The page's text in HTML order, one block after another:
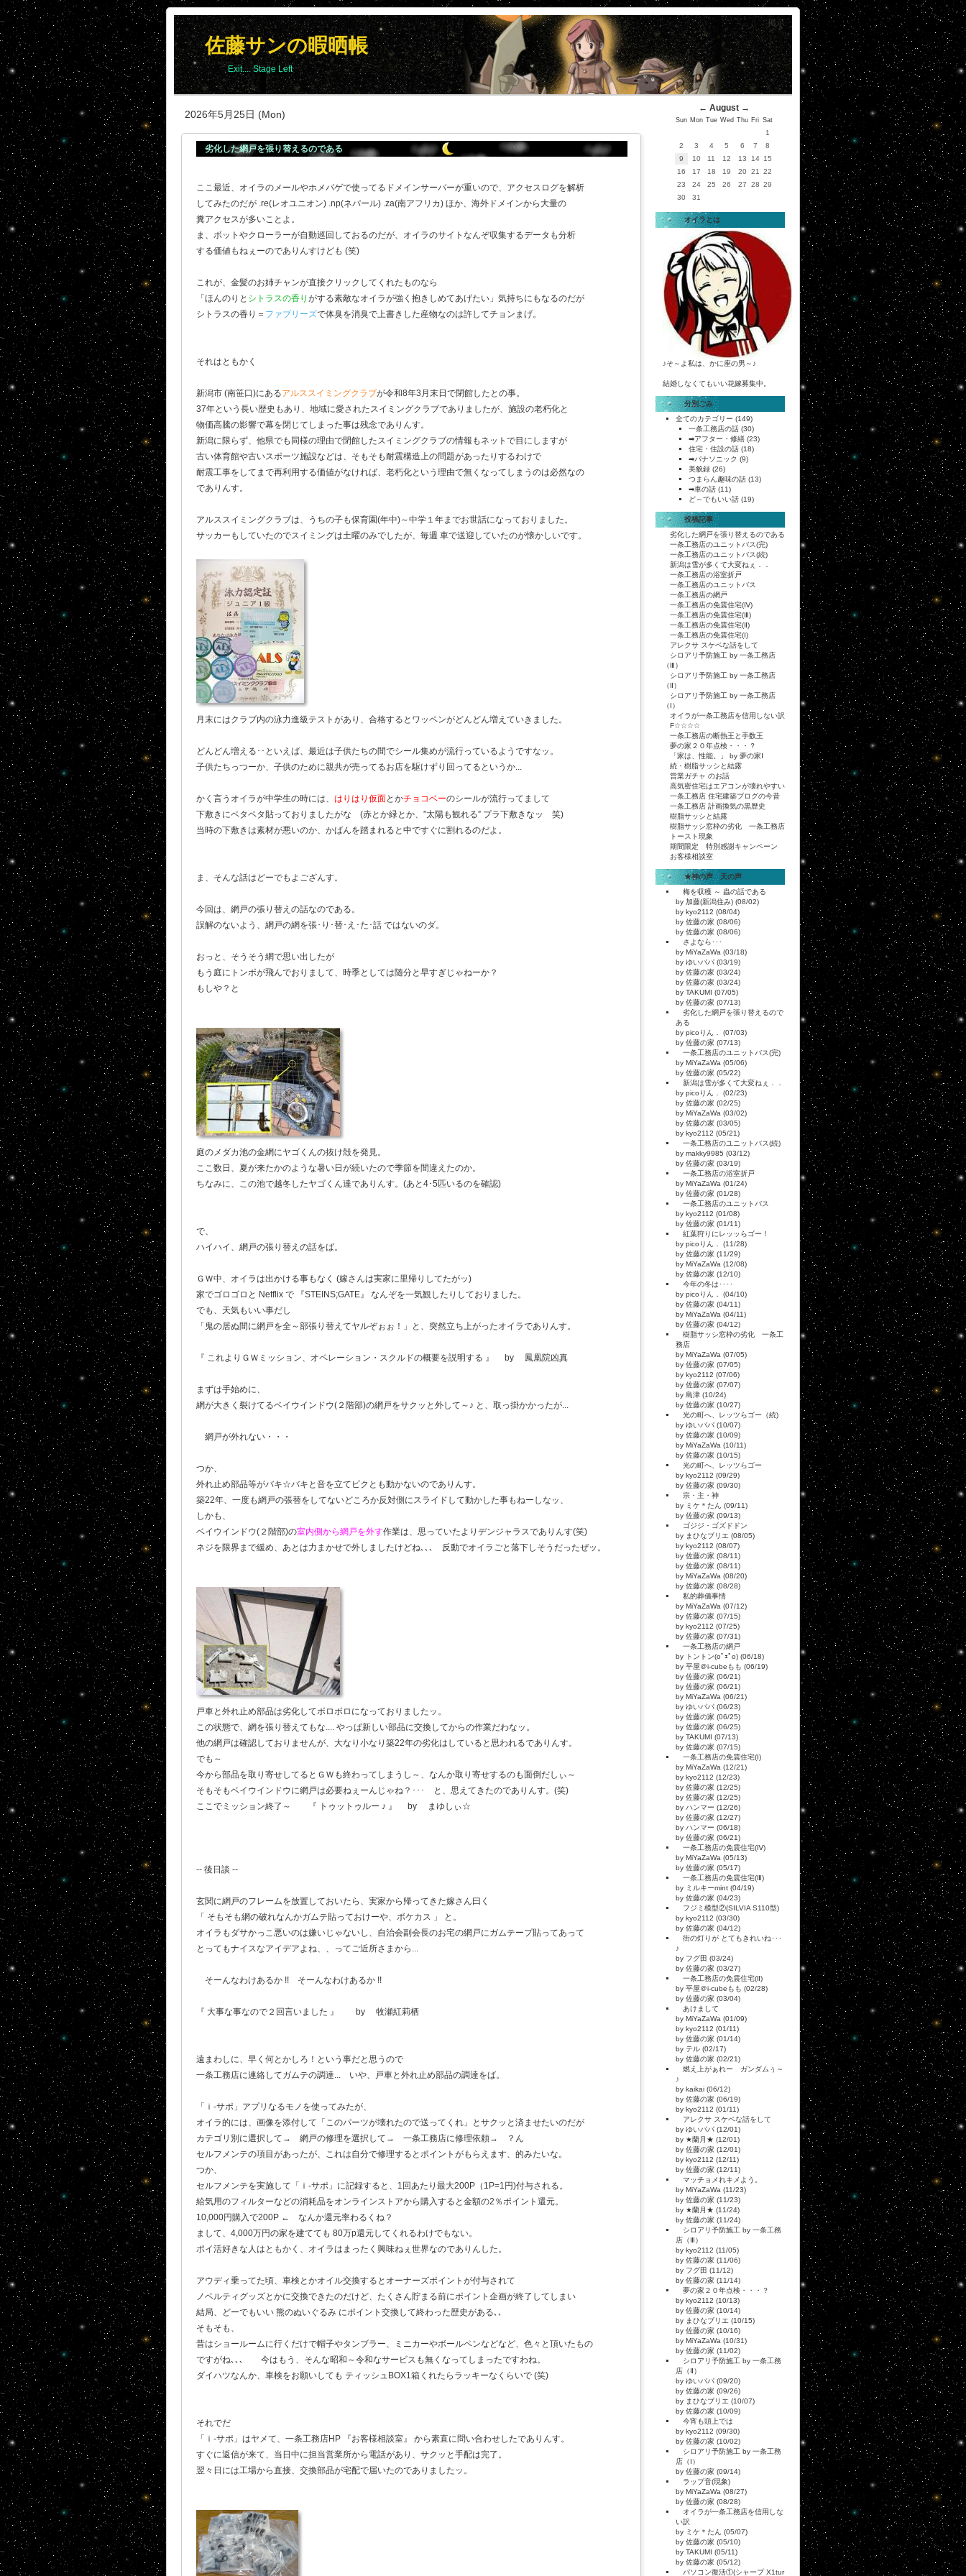
掲示
佐藤サンの暇晒帳
Exit.... Stage Left
2026年5月25日 (Mon)
劣化した網戸を張り替えるのである
ここ最近、オイラのメールやホメパゲで使ってるドメインサーバーが重いので、アクセスログを解析
してみたのだが .re(レオユニオン) .np(ネパール) .za(南アフリカ) ほか、海外ドメインから大量の
糞アクセスが多いことよ。
ま、ボットやクローラーが自動巡回しておるのだが、オイラのサイトなんぞ収集するデータも分析
する価値もねぇーのでありんすけども (笑)
これが、金髪のお姉チャンが直接クリックしてくれたものなら
「ほんのりと シトラスの香り がする素敵なオイラが強く抱きしめてあげたい」気持ちにもなるのだが
シトラスの香り＝ ファブリーズで体臭を消臭で上書きした産物なのは許してチョンまげ。
それはともかく
新潟市 (南笹口)にあるアルススイミングクラブが令和8年3月末日で閉館したとの事。
37年という長い歴史もあり、地域に愛されたスイミングクラブでありましたが、施設の老朽化と
物価高騰の影響で幕を閉じてしまった事は残念でありんす。
新潟に限らず、他県でも同様の理由で閉館したスイミングクラブの情報もネットで目にしますが
古い体育館や古いスポーツ施設などは、そもそも耐震構造上の問題があったりするわけで
耐震工事をしてまで再利用する価値がなければ、老朽化という理由で無くなってしまうのは必然なの
でありんす。
アルススイミングクラブは、うちの子も保育園(年中)～中学１年までお世話になっておりました。
サッカーもしていたのでスイミングは土曜のみでしたが、毎週 車で送迎していたのが懐かしいです。
月末にはクラブ内の泳力進級テストがあり、合格するとワッペンがどんどん増えていきました。
どんどん増える･･といえば、最近は子供たちの間でシール集めが流行っているようですなッ。
子供たちっつーか、子供のために親共が売ってるお店を駆けずり回ってるというか...
かく言うオイラが中学生の時には、 はりはり仮面とかチョコベーのシールが流行ってまして
下敷きにペタペタ貼っておりましたがな (赤とか緑とか、”太陽も観れる” プラ下敷きなッ 笑)
当時の下敷きは素材が悪いのか、かばんを踏まれると中ですぐに割れるのだよ。
ま、そんな話はどーでもよござんす。
今回は、網戸の張り替えの話なのである。
誤解のないよう、網戸の網を張･り･替･え･た･話 ではないのダ。
おっと、そうそう網で思い出したが
もう庭にトンボが飛んでおりまして、時季としては随分と早すぎじゃねーか？
もしや？と
庭のメダカ池の金網にヤゴくんの抜け殻を発見。
ここ数日、夏が来たかのような暑い日が続いたので季節を間違えたのか。
ちなみに、この池で越冬したヤゴくん達でありんす。(あと4･5匹いるのを確認)
で、
ハイハイ、網戸の張り替えの話をば。
ＧＷ中、オイラは出かける事もなく (嫁さんは実家に里帰りしてたがッ)
家でゴロゴロと Netflix で 『STEINS;GATE』 なんぞを一気観したりしておりました。
でも、天気もいい事だし
「鬼の居ぬ間に網戸を全～部張り替えてヤルぞぉぉ！」と、突然立ち上がったオイラでありんす。
『 これよりＧＷミッション、オペレーション・スクルドの概要を説明する 』 by 鳳凰院凶真
まずは手始めに、
網が大きく裂けてるベイウインドウ(２階部)の網戸をサクッと外して～♪ と、取っ掛かかったが...
網戸が外れない・・・
つか、
外れ止め部品等がバキ☆バキと音を立てビクとも動かないのでありんす。
築22年、一度も網戸の張替をしてないどころか反対側にスライドして動かした事もねーしなッ、
しかも、
ベイウインドウ(２階部)の室内側から網戸を外す作業は、思っていたよりデンジャラスでありんす(笑)
ネジを限界まで緩め、あとは力まかせで外しましたけどね､､､ 反動でオイラごと落下しそうだったぜッ。
戸車と外れ止め部品は劣化してボロボロになっておりましたッ。
この状態で、網を張り替えてもな.... やっぱ新しい部品に交換してからの作業だわなッ。
他の網戸は確認しておりませんが、大なり小なり築22年の劣化はしていると思われるでありんす。
でも～
今から部品を取り寄せしてるとＧＷも終わってしまうし～、なんか取り寄せするのも面倒だしぃ～
そもそもベイウインドウに網戸は必要ねぇーんじゃね？･･･ と、思えてきたのでありんす。(笑)
ここでミッション終了～ 『 トゥットゥルー ♪ 』 by まゆしぃ☆
-- 後日談 --
玄関に網戸のフレームを放置しておいたら、実家から帰ってきた嫁さん曰く
「 そもそも網の破れなんかガムテ貼っておけーや、ボケカス 」 と。
オイラもダサかっこ悪いのは嫌いじゃないし、自治会副会長のお宅の網戸にガムテープ貼ってあって
とってもナイスなアイデアよね、、ってご近所さまから...
そーんなわけあるか !! そーんなわけあるか !!
『 大事な事なので２回言いました 』 by 牧瀬紅莉栖
遠まわしに、早く何とかしろ！という事だと思うので
一条工務店に連絡してガムテの調達... いや、戸車と外れ止め部品の調達をば。
「ｉ-サポ」アプリなるモノを使ってみたが、
オイラ的には、画像を添付して「このパーツが壊れたので送ってくれ」とサクッと済ませたいのだが
カテゴリ別に選択して→ 網戸の修理を選択して→ 一条工務店に修理依頼→ ？ん
セルフメンテの項目があったが、これは自分で修理するとポイントがもらえます、的みたいな。
つか、
セルフメンテを実施して「ｉ-サポ」に記録すると、1回あたり最大200P（1P=1円)付与される。
給気用のフィルターなどの消耗品をオンラインストアから購入すると金額の2％ポイント還元。
10,000円購入で200P ← なんか還元率わるくね？
まして、4,000万円の家を建てても 80万p還元してくれるわけでもない。
ポイ活好きな人はともかく、オイラはまったく興味ねぇ世界なのでありんした。
アウディ乗ってた頃、車検とかオイル交換するとオーナーズポイントが付与されて
ノベルティグッズとかに交換できたのだけど、たくさん貯まる前にポイント企画が終了してしまい
結局、どーでもいい 熊のぬいぐるみ にポイント交換して終わった歴史がある､､
そもそも、
昔はショールームに行くだけで帽子やタンブラー、ミニカーやボールペンなどなど、色々と頂いたもの
ですがね､､､ 今はもう、そんな昭和～令和なサービスも無くなってしまったですわね。
ダイハツなんか、車検をお願いしても ティッシュBOX1箱くれたらラッキーなくらいで (笑)
それでだ
「ｉ-サポ」はヤメて、一条工務店HP 『お客様相談室』 から素直に問い合わせしたでありんす。
すぐに返信が来て、当日中に担当営業所から電話があり、サクッと手配は完了。
翌々日には工場から直接、交換部品が宅配で届いたのでありましたッ。
← August→
Sun Mon Tue Wed Thu Fri Sat
1
2
3 4 5 6 7
8
9
10 11 12 13 14 15
16
17 18 19 20 21
22
23
24 25 26 27 28 29
30
31
オイラとは
♪そ～よ私は、かに座の男～♪
結婚しなくてもいい花嫁募集中。
分別ごみ
全てのカテゴリー (149)
一条工務店の話 (30)
➡アフター・修繕 (23)
住宅・住設の話 (18)
➡パナソニック (9)
美貌録 (26)
つまらん趣味の話 (13)
➡車の話 (11)
ど～でもいい話 (19)
投稿記事
劣化した網戸を張り替えるのである
一条工務店のユニットバス(完)
一条工務店のユニットバス(続)
新潟は雪が多くて大変ねぇ．．
一条工務店の浴室折戸
一条工務店のユニットバス
一条工務店の網戸
一条工務店の免震住宅(Ⅳ)
一条工務店の免震住宅(Ⅲ)
一条工務店の免震住宅(Ⅱ)
一条工務店の免震住宅(Ⅰ)
アレクサ スケベな話をして
シロアリ予防施工 by 一条工務店
（Ⅲ）
シロアリ予防施工 by 一条工務店
（Ⅱ）
シロアリ予防施工 by 一条工務店
（Ⅰ）
オイラが一条工務店を信用しない訳
F☆☆☆☆
一条工務店の断熱王と手数王
夢の家２０年点検・・・？
「家は、性能。」 by 夢の家Ⅰ
続・樹脂サッシと結露
営業ガチャ のお話
高気密住宅はエアコンが壊れやすい
一条工務店 住宅建築ブログの今昔
一条工務店 計画換気の黒歴史
樹脂サッシと結露
樹脂サッシ窓枠の劣化 一条工務店
トースト現象
期間限定 特別感謝キャンペーン
お客様相談室
★神の声 天の声
梅を収穫 ～ 蟲の話である
by 加藤(新潟住み) (08/02)
by kyo2112 (08/04)
by 佐藤の家 (08/06)
by 佐藤の家 (08/06)
さよなら･･･
by MiYaZaWa (03/18)
by ゆいパパ (03/19)
by 佐藤の家 (03/24)
by 佐藤の家 (03/24)
by TAKUMI (07/05)
by 佐藤の家 (07/13)
劣化した網戸を張り替えるので
ある
by picoりん． (07/03)
by 佐藤の家 (07/13)
一条工務店のユニットバス(完)
by MiYaZaWa (05/06)
by 佐藤の家 (05/22)
新潟は雪が多くて大変ねぇ．．
by picoりん． (02/23)
by 佐藤の家 (02/25)
by MiYaZaWa (03/02)
by 佐藤の家 (03/05)
by kyo2112 (05/21)
一条工務店のユニットバス(続)
by makky9985 (03/12)
by 佐藤の家 (03/19)
一条工務店の浴室折戸
by MiYaZaWa (01/24)
by 佐藤の家 (01/28)
一条工務店のユニットバス
by kyo2112 (01/08)
by 佐藤の家 (01/11)
紅葉狩りにレッッらゴー！
by picoりん． (11/28)
by 佐藤の家 (11/29)
by MiYaZaWa (12/08)
by 佐藤の家 (12/10)
今年の冬は････
by picoりん． (04/10)
by 佐藤の家 (04/11)
by MiYaZaWa (04/11)
by 佐藤の家 (04/12)
樹脂サッシ窓枠の劣化 一条工
務店
by MiYaZaWa (07/05)
by 佐藤の家 (07/05)
by kyo2112 (07/06)
by 佐藤の家 (07/07)
by 島津 (10/24)
by 佐藤の家 (10/27)
光の町へ、レッツらゴー（続)
by ゆいパパ (10/07)
by 佐藤の家 (10/09)
by MiYaZaWa (10/11)
by 佐藤の家 (10/15)
光の町へ、レッツらゴー
by kyo2112 (09/29)
by 佐藤の家 (09/30)
宗・主・神
by ミケ＊たん (09/11)
by 佐藤の家 (09/13)
ゴジジ・ゴズドドン
by まひなブリエ (08/05)
by kyo2112 (08/07)
by 佐藤の家 (08/11)
by 佐藤の家 (08/11)
by MiYaZaWa (08/20)
by 佐藤の家 (08/28)
私的葬儀事情
by MiYaZaWa (07/12)
by 佐藤の家 (07/15)
by kyo2112 (07/25)
by 佐藤の家 (07/31)
一条工務店の網戸
by トントン(oﾟｪﾟo) (06/18)
by 平屋＠i-cubeもも (06/19)
by 佐藤の家 (06/21)
by 佐藤の家 (06/21)
by MiYaZaWa (06/21)
by ゆいパパ (06/23)
by 佐藤の家 (06/25)
by 佐藤の家 (06/25)
by TAKUMI (07/13)
by 佐藤の家 (07/15)
一条工務店の免震住宅(Ⅰ)
by MiYaZaWa (12/21)
by kyo2112 (12/23)
by 佐藤の家 (12/25)
by 佐藤の家 (12/25)
by ハンマー (12/26)
by 佐藤の家 (12/27)
by ハンマー (06/18)
by 佐藤の家 (06/21)
一条工務店の免震住宅(Ⅳ)
by MiYaZaWa (05/13)
by 佐藤の家 (05/17)
一条工務店の免震住宅(Ⅲ)
by ミルキーmint (04/19)
by 佐藤の家 (04/23)
フジミ模型②(SILVIA S110型)
by kyo2112 (03/30)
by 佐藤の家 (04/12)
街の灯りが とてもきれいね･･･
♪
by フグ田 (03/24)
by 佐藤の家 (03/27)
一条工務店の免震住宅(Ⅱ)
by 平屋＠i-cubeもも (02/28)
by 佐藤の家 (03/04)
あけまして
by MiYaZaWa (01/09)
by kyo2112 (01/11)
by 佐藤の家 (01/14)
by テル (02/17)
by 佐藤の家 (02/21)
燃え上がぁれー ガンダムぅ～
♪
by kaikai (06/12)
by 佐藤の家 (06/19)
by kyo2112 (01/11)
アレクサ スケベな話をして
by ゆいパパ (12/01)
by ★蘭月★ (12/01)
by 佐藤の家 (12/01)
by kyo2112 (12/11)
by 佐藤の家 (12/11)
マッチョメれキメよう。
by MiYaZaWa (11/23)
by 佐藤の家 (11/23)
by ★蘭月★ (11/24)
by 佐藤の家 (11/24)
シロアリ予防施工 by 一条工務
店（Ⅲ）
by kyo2112 (11/05)
by 佐藤の家 (11/06)
by フグ田 (11/12)
by 佐藤の家 (11/14)
夢の家２０年点検・・・？
by kyo2112 (10/13)
by 佐藤の家 (10/14)
by まひなブリエ (10/15)
by 佐藤の家 (10/16)
by MiYaZaWa (10/31)
by 佐藤の家 (11/02)
シロアリ予防施工 by 一条工務
店（Ⅱ）
by ゆいパパ (09/20)
by 佐藤の家 (09/26)
by まひなブリエ (10/07)
by 佐藤の家 (10/09)
今宵も頭上では
by kyo2112 (09/30)
by 佐藤の家 (10/02)
シロアリ予防施工 by 一条工務
店（Ⅰ）
by 佐藤の家 (09/14)
ラップ音(現象)
by MiYaZaWa (08/27)
by 佐藤の家 (08/28)
オイラが一条工務店を信用しな
い訳
by ミケ＊たん (05/07)
by 佐藤の家 (05/10)
by TAKUMI (05/11)
by 佐藤の家 (05/12)
パソコン復活①(シャープ X1tur